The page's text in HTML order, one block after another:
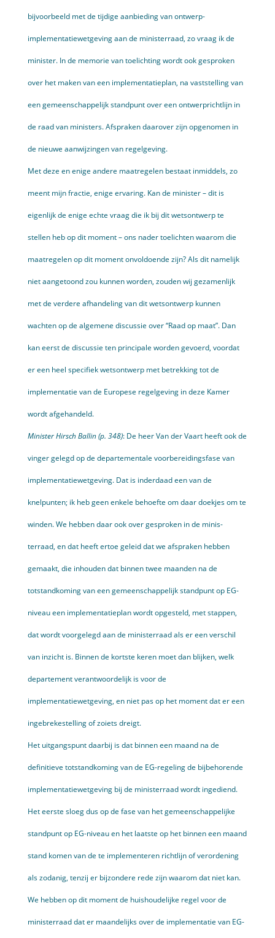
bijvoorbeeld met de tijdige aanbieding van ontwerp­
implementatiewetgeving aan de ministerraad, zo vraag ik de
minister. In de memorie van toelichting wordt ook gesproken
over het maken van een implementatieplan, na vaststelling van
een gemeenschap­pelijk standpunt over een ontwerprichtlijn in
de raad van ministers. Afspraken daarover zijn opgenomen in
de nieuwe aanwijzingen van regel­geving.
Met deze en enige andere maatre­gelen bestaat inmiddels, zo
meent mijn fractie, enige ervaring. Kan de minister – dit is
eigenlijk de enige echte vraag die ik bij dit wetsontwerp te
stellen heb op dit moment – ons nader toelichten waarom die
maatregelen op dit moment onvoldoende zijn? Als dit namelijk
niet aangetoond zou kunnen worden, zouden wij gezamenlijk
met de verdere afhandeling van dit wetsontwerp kunnen
wachten op de algemene discussie over “Raad op maat”. Dan
kan eerst de discussie ten principale worden gevoerd, voordat
er een heel specifiek wetsontwerp met betrekking tot de
implementatie van de Europese regelgeving in deze Kamer
wordt afgehandeld.
Minister Hirsch Ballin (p. 348): De heer Van der Vaart heeft ook de
vinger gelegd op de departe­mentale voorbereidingsfase van
implementatiewetgeving. Dat is inderdaad een van de
knelpunten; ik heb geen enkele behoefte om daar doekjes om te
winden. We hebben daar ook over gesproken in de minis­
terraad, en dat heeft ertoe geleid dat we afspraken hebben
gemaakt, die inhouden dat binnen twee maanden na de
totstandkoming van een gemeenschappelijk standpunt op EG-
niveau een implementatieplan wordt opgesteld, met stappen,
dat wordt voorgelegd aan de minis­terraad als er een verschil
van inzicht is. Binnen de kortste keren moet dan blijken, welk
departement verant­woordelijk is voor de
implementatiewetgeving, en niet pas op het moment dat er een
ingebrekestelling of zoiets dreigt.
Het uitgangspunt daarbij is dat binnen een maand na de
definitieve totstandkoming van de EG-regeling de bijbehorende
implementatiewetgeving bij de ministerraad wordt ingediend.
Het eerste sloeg dus op de fase van het gemeenschappelijke
standpunt op EG-niveau en het laatste op het binnen een maand
stand komen van de te implementeren richtlijn of verordening
als zodanig, tenzij er bijzondere rede zijn waarom dat niet kan.
We hebben op dit moment de huishoudelijke regel voor de
ministerraad dat er maandelijks over de implementatie van EG-